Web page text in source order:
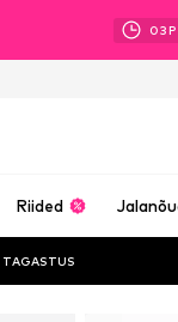
03P
Riided